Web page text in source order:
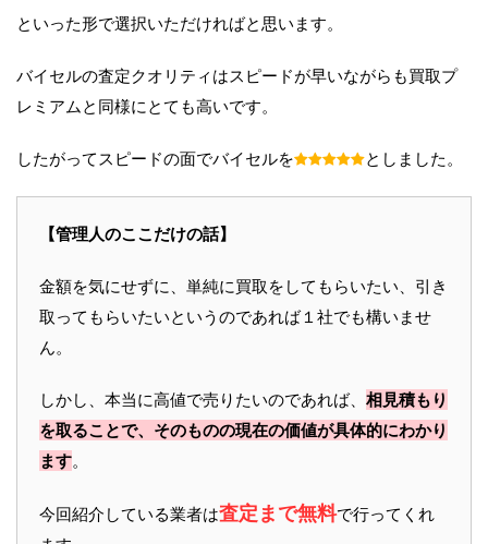
といった形で選択いただければと思います。
バイセルの査定クオリティはスピードが早いながらも買取プ
レミアムと同様にとても高いです。
したがってスピードの面でバイセルを としました。
【管理人のここだけの話】
金額を気にせずに、単純に買取をしてもらいたい、引き
取ってもらいたいというのであれば１社でも構いませ
ん。
しかし、本当に高値で売りたいのであれば、 相見積もり
を取ることで、そのものの現在の価値が具体的にわかり
ます。
今回紹介している業者は査定まで無料で行ってくれ